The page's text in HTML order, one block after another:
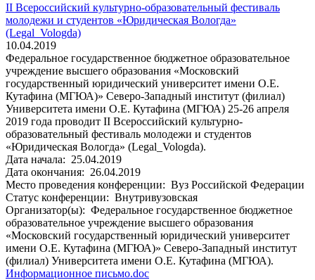
II Всероссийский культурно-образовательный фестиваль
молодежи и студентов «Юридическая Вологда»
(Legal_Vologda)
10.04.2019
Федеральное государственное бюджетное образовательное
учреждение высшего образования «Московский
государственный юридический университет имени О.Е.
Кутафина (МГЮА)» Северо-Западный институт (филиал)
Университета имени О.Е. Кутафина (МГЮА) 25-26 апреля
2019 года проводит II Всероссийский культурно-
образовательный фестиваль молодежи и студентов
«Юридическая Вологда» (Legal_Vologda).
Дата начала: 25.04.2019
Дата окончания: 26.04.2019
Место проведения конференции: Вуз Российской Федерации
Статус конференции: Внутривузовская
Организатор(ы): Федеральное государственное бюджетное
образовательное учреждение высшего образования
«Московский государственный юридический университет
имени О.Е. Кутафина (МГЮА)» Северо-Западный институт
(филиал) Университета имени О.Е. Кутафина (МГЮА).
Информационное письмо.doc